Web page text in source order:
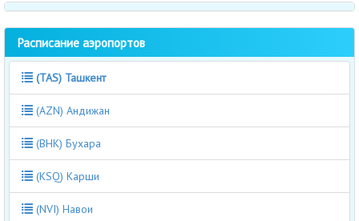
Расписание аэропортов
(TAS) Ташкент
(AZN) Андижан
(BHK) Бухара
(KSQ) Карши
(NVI) Навои